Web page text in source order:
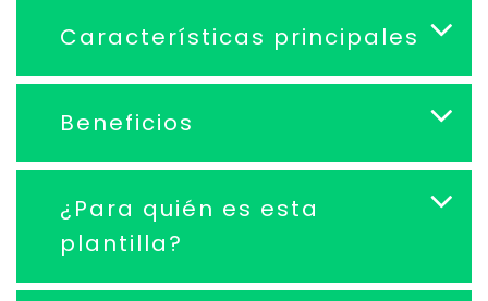
Características principales
Beneficios
¿Para quién es esta
plantilla?